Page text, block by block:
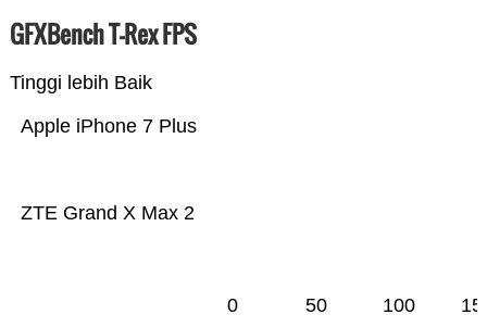
GFXBench T-Rex FPS
Tinggi lebih Baik
ZTE Grand X Max 2
Apple iPhone 7 Plus
0 50 100